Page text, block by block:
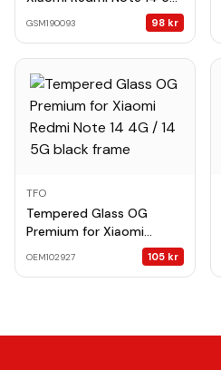
GSM190093 98 kr
TFO
Tempered Glass OG
Premium for Xiaomi
Redmi Note 14 4G / 14 5G
OEM102927 105 kr